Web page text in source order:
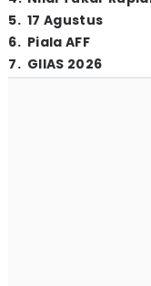
5. 17 Agustus
6. Piala AFF
7. GIIAS 2026